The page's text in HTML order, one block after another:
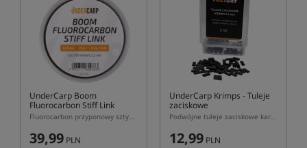
UnderCarp Boom
Fluorocarbon Stiff Link
Fluorocarbon przyponowy sztywny UnderCarp Boom Stiff Link 20 m
39,99 PLN
UnderCarp Krimps - Tuleje
zaciskowe
Podwójne tuleje zaciskowe karpiowe UnderCarp do przyponów sztywnych
12,99 PLN